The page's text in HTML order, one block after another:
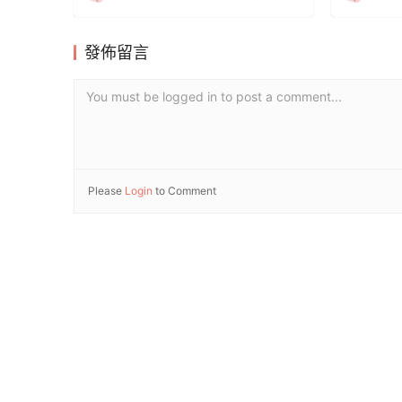
發佈留言
You must be logged in to post a comment...
Please Login to Comment